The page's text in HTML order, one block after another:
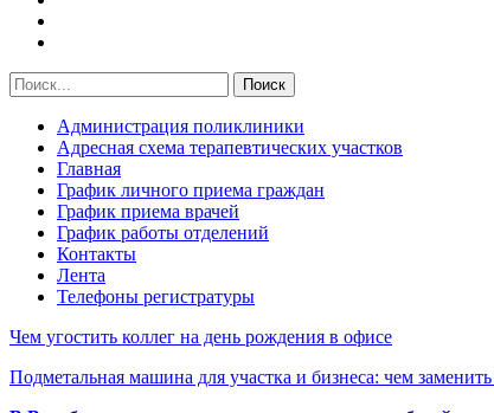
Администрация поликлиники
Адресная схема терапевтических участков
Главная
График личного приема граждан
График приема врачей
График работы отделений
Контакты
Лента
Телефоны регистратуры
Чем угостить коллег на день рождения в офисе
Подметальная машина для участка и бизнеса: чем